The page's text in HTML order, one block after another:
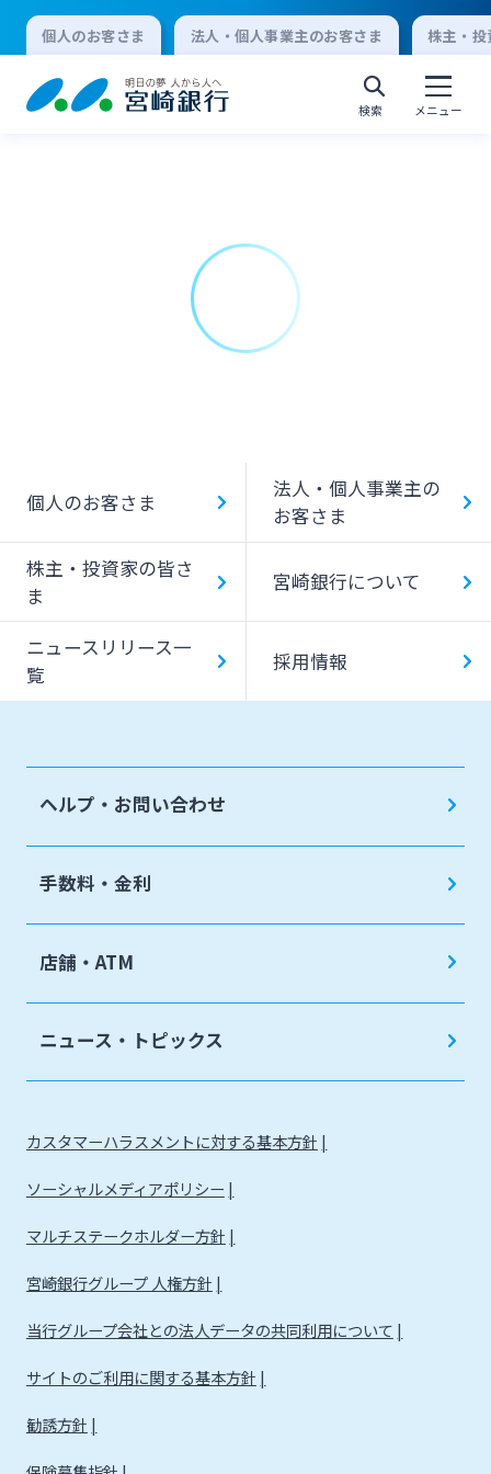
個人のお客さま 法人・個人事業主のお客さま 株主・
検索 メニュー
みやぎんMikatanoシリーズ
ログオン
English
個人のお客さま
宮崎銀行について
ニュースリリース一覧
お問い合わせ先一覧
個人のお客さま
法人・個人事業主の
お客さま
株主・投資家の皆さ
ま
宮崎銀行について
ニュースリリース一
覧
採用情報
ヘルプ・お問い合わせ
手数料・金利
店舗・ATM
ニュース・トピックス
カスタマーハラスメントに対する基本方針
ソーシャルメディアポリシー
マルチステークホルダー方針
宮崎銀行グループ 人権方針
当行グループ会社との法人データの共同利用について
サイトのご利用に関する基本方針
勧誘方針